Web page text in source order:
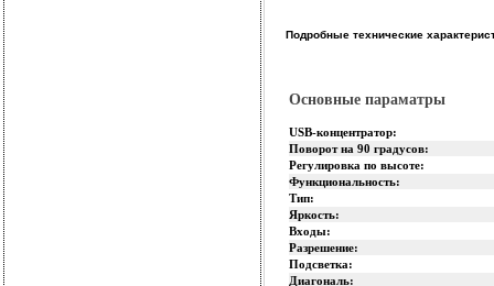
Подробные технические
Основные параматры
USB-концентратор:
Поворот на 90 градусов:
Регулировка по высоте:
Функциональность:
Тип:
Яркость:
Входы:
Разрешение:
Подсветка:
Диагональ: